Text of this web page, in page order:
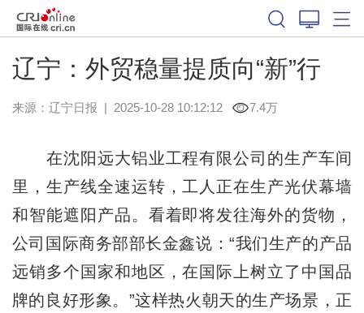
辽宁：外贸稳量提质向“新”行
来源： 辽宁日报 | 2025-10-28 10:12:12 7.4万
在沈阳远大铝业工程有限公司的生产车间
里，生产线全速运转，工人正在生产光伏幕墙
和智能遮阳产品。看着即将发往海外的货物，
公司国际商务部部长金鑫说：“我们生产的产品
远销多个国家和地区，在国际上树立了中国品
牌的良好形象。”这样热火朝天的生产场景，正